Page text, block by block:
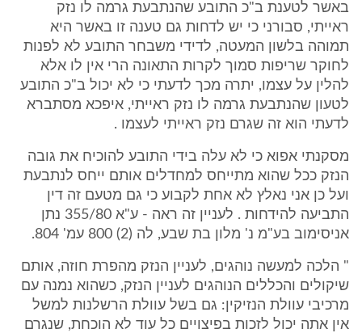
באשר לטענת ב"כ התובע שהנתבעת גרמה לו נזק
ראייתי, סבורני כי יש לדחות גם טענה זו באשר היא
תמוהה בלשון המעטה, לדידי משבחר התובע לא לפנות
לחוקר שריפות סמוך לקרות התאונה הרי אין לו אלא
להלין על עצמו, יתרה מכך לדעתי כי לא יכול ב"כ התובע
לטעון שהנתבעת גרמה לו נזק ראייתי, איפכא מסתברא
לדעתי הוא זה שגרם נזק ראייתי לעצמו .
מסקנתי אפוא כי לא עלה בידי התובע להוכיח את גובה
הנזק ככל שהוא מתייחס למחדלים אותם ייחס לנתבעת
ועל כן אני נאלץ לא אחת לקבוע כי גם מטעם זה דין
התביעה להידחות . לעניין זה ראה - ע"א 355/80 נתן
אניסימוב בע"מ נ' מלון בת שבע, לה (2) 800 עמ' 804.
" הלכה למעשה נוהגים, לעניין הנזק מהפרת חוזה, אותם
שיקולים והכללים הנוהגים לעניין הנזק, כשהוא נמנה עם
מרכיבי עוולת הנזיקין: גם בשל עוולת הרשלנות למשל
אין אתה יכול לזכות בפיצויים כל עוד לא הוכחת, שנגרם